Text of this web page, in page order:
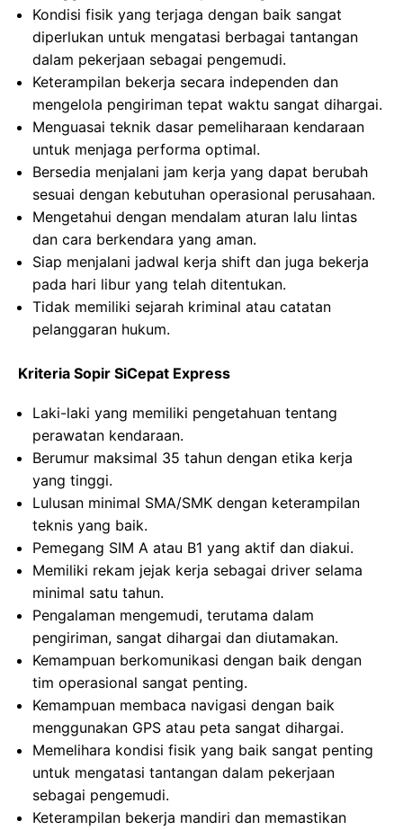
Kondisi fisik yang terjaga dengan baik sangat
diperlukan untuk mengatasi berbagai tantangan
dalam pekerjaan sebagai pengemudi.
Keterampilan bekerja secara independen dan
mengelola pengiriman tepat waktu sangat dihargai.
Menguasai teknik dasar pemeliharaan kendaraan
untuk menjaga performa optimal.
Bersedia menjalani jam kerja yang dapat berubah
sesuai dengan kebutuhan operasional perusahaan.
Mengetahui dengan mendalam aturan lalu lintas
dan cara berkendara yang aman.
Siap menjalani jadwal kerja shift dan juga bekerja
pada hari libur yang telah ditentukan.
Tidak memiliki sejarah kriminal atau catatan
pelanggaran hukum.
Kriteria Sopir SiCepat Express
Laki-laki yang memiliki pengetahuan tentang
perawatan kendaraan.
Berumur maksimal 35 tahun dengan etika kerja
yang tinggi.
Lulusan minimal SMA/SMK dengan keterampilan
teknis yang baik.
Pemegang SIM A atau B1 yang aktif dan diakui.
Memiliki rekam jejak kerja sebagai driver selama
minimal satu tahun.
Pengalaman mengemudi, terutama dalam
pengiriman, sangat dihargai dan diutamakan.
Kemampuan berkomunikasi dengan baik dengan
tim operasional sangat penting.
Kemampuan membaca navigasi dengan baik
menggunakan GPS atau peta sangat dihargai.
Memelihara kondisi fisik yang baik sangat penting
untuk mengatasi tantangan dalam pekerjaan
sebagai pengemudi.
Keterampilan bekerja mandiri dan memastikan